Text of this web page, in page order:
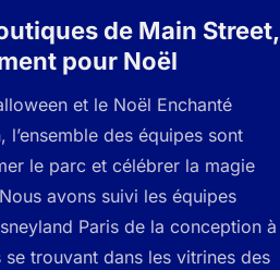
de Main Street,
pour Noël
et le Noël Enchanté
des équipes sont
le parc et célébrer la magie
avons suivi les équipes
Paris de la conception à
se trouvant dans les vitrines des